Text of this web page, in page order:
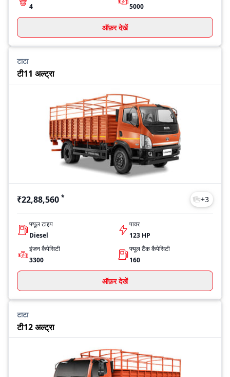
4
5000
ऑफ़र देखें
टाटा
टी11 अल्ट्रा
₹22,88,560 * +3
फ्यूल टाइप
Diesel
पावर
123 HP
इंजन कैपेसिटी
3300
फ्यूल टैंक कैपेसिटी
160
ऑफ़र देखें
टाटा
टी12 अल्ट्रा